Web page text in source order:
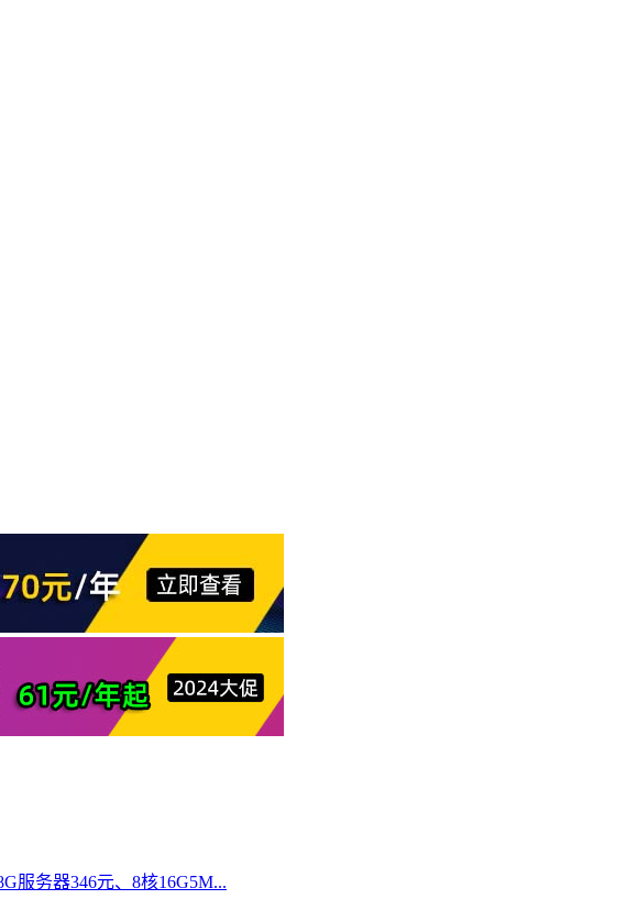
服务器346元、8核16G5M...